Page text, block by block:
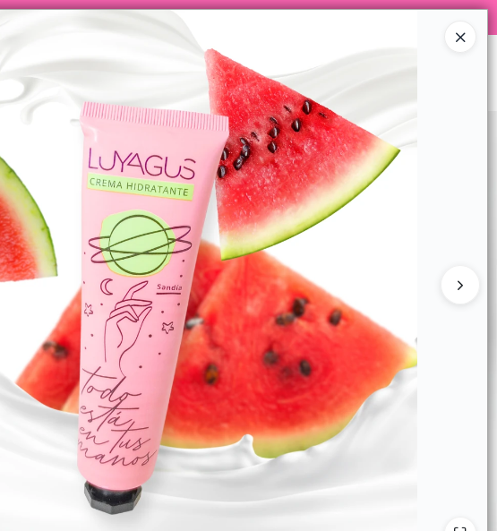
🛒🔥 INSTAGRAM @LUYAGUSCOSMETICOS
Ingresar a la Tienda
DESCUENTOS MAYORISTAS CONTACTO CONTACTO